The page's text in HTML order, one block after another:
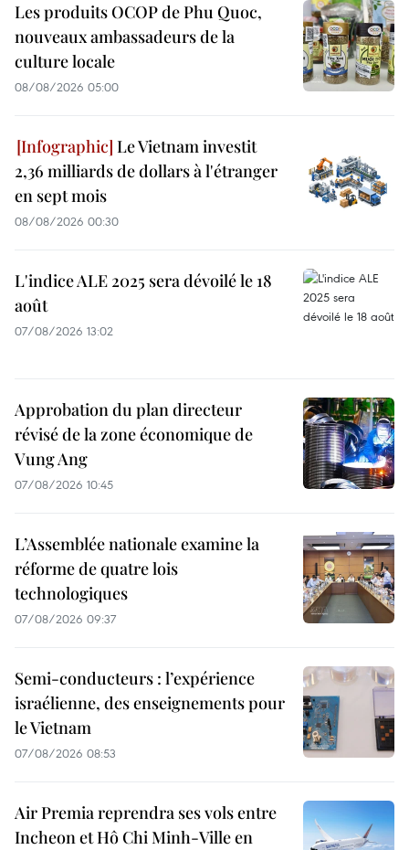
Les produits OCOP de Phu Quoc,
nouveaux ambassadeurs de la
culture locale
08/08/2026 05:00
Le Vietnam investit
2,36 milliards de dollars à l'étranger
en sept mois
08/08/2026 00:30
L'indice ALE 2025 sera dévoilé le 18
août
07/08/2026 13:02
Approbation du plan directeur
révisé de la zone économique de
Vung Ang
07/08/2026 10:45
L’Assemblée nationale examine la
réforme de quatre lois
technologiques
07/08/2026 09:37
Semi-conducteurs : l’expérience
israélienne, des enseignements pour
le Vietnam
07/08/2026 08:53
Air Premia reprendra ses vols entre
Incheon et Hô Chi Minh-Ville en